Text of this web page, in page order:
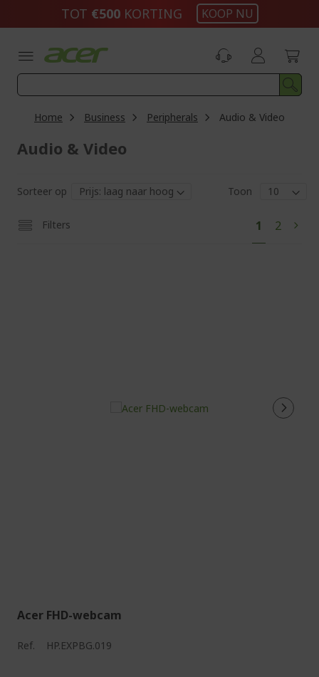
inhoud
TOT €500​KORTING KOOP NU
Home Business Peripherals Audio & Video
Audio & Video
Sorteer op Toon
Filters
U
lees
1 Pagina
2
Acer FHD-webcam
Ref. HP.EXPBG.019